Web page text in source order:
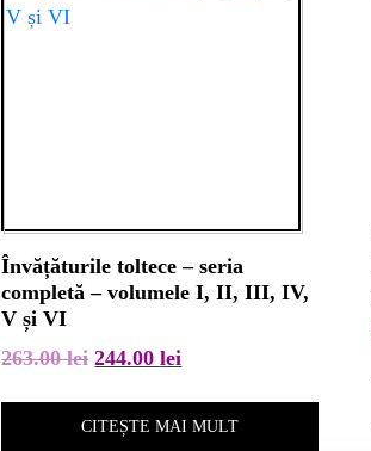
Învățăturile toltece – seria
completă – volumele I, II, III, IV,
V și VI
263.00lei Prețul
a
244.00lei
este:
CITEȘTE MAI MULT